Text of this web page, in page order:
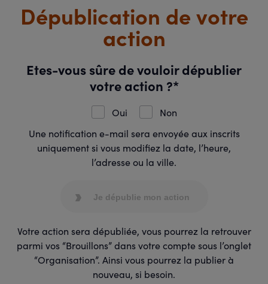
Dépublication de votre
action
Etes-vous sûre de vouloir dépublier
votre action ?*
Oui
Non
Une notification e-mail sera envoyée aux inscrits
uniquement si vous modifiez la date, l’heure,
l’adresse ou la ville.
Je dépublie mon action
Votre action sera dépubliée, vous pourrez la retrouver
parmi vos “Brouillons” dans votre compte sous l’onglet
“Organisation”. Ainsi vous pourrez la publier à
nouveau, si besoin.